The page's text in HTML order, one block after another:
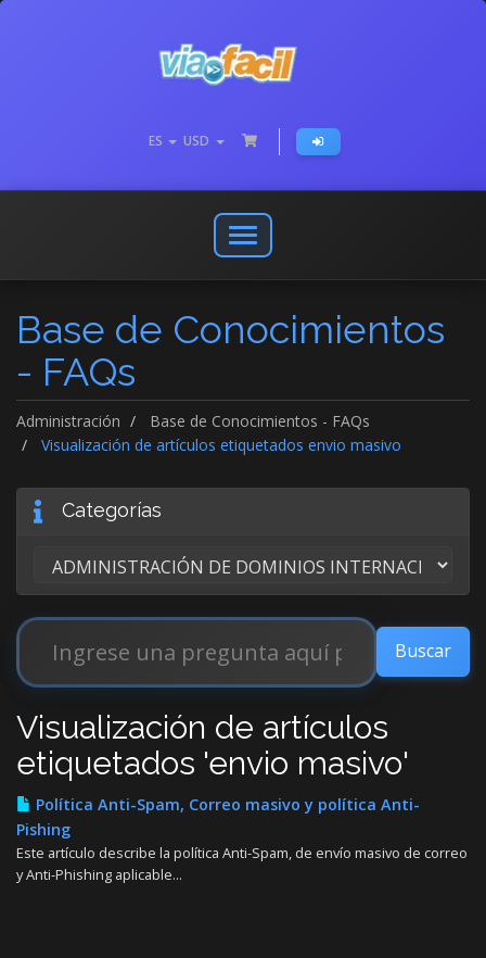
ES USD
Abrir
o
menú
de
Base de Conocimientos
- FAQs
Administración
Base de Conocimientos - FAQs
Visualización de artículos etiquetados envio masivo
Categorías
Visualización de artículos
etiquetados 'envio masivo'
Política Anti-Spam, Correo masivo y política Anti-
Pishing
Este artículo describe la política Anti-Spam, de envío masivo de correo
y Anti-Phishing aplicable...